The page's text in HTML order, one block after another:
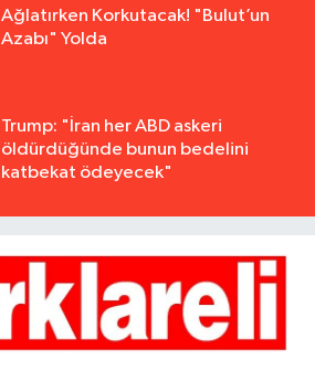
Ağlatırken Korkutacak! "Bulut’un
Azabı" Yolda
Trump: "İran her ABD askeri
öldürdüğünde bunun bedelini
katbekat ödeyecek"